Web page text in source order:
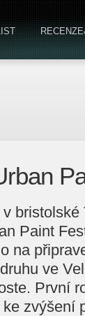
bristolské
Paint
na
ve
První
zvýšení